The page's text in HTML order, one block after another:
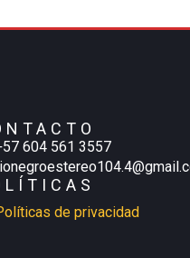
604 561 3557
de privacidad